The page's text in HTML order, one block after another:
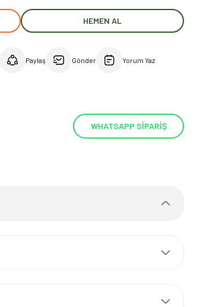
HEMEN AL
Paylaş Gönder Yorum Yaz
WHATSAPP SİPARİŞ